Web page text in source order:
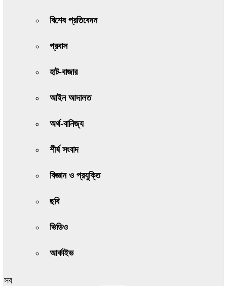
বিশেষ প্রতিবেদন
প্রবাস
হাট-বাজার
আইন আদালত
অর্থ-বানিজ্য
শীর্ষ সংবাদ
বিজ্ঞান ও প্রযুক্তি
ছবি
ভিডিও
আর্কাইভ
সব